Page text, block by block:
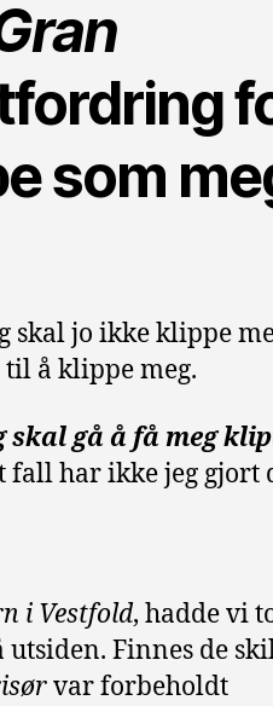
som
skal jo ikke klippe
å klippe meg.
skal gå å få meg
har ikke jeg gjort
i Vestfold, hadde vi
Finnes de
var forbeholdt